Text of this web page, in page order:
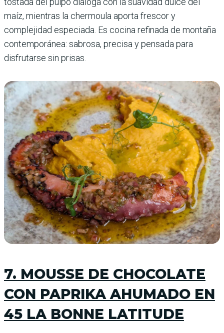
maíz, mientras la chermoula aporta frescor y
complejidad especiada. Es cocina refinada de montaña
contemporánea: sabrosa, precisa y pensada para
disfrutarse sin prisas.
7. MOUSSE DE CHOCOLATE
CON PAPRIKA AHUMADO EN
45 LA BONNE LATITUDE